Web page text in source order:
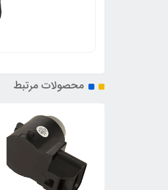
محصولات مرتبط